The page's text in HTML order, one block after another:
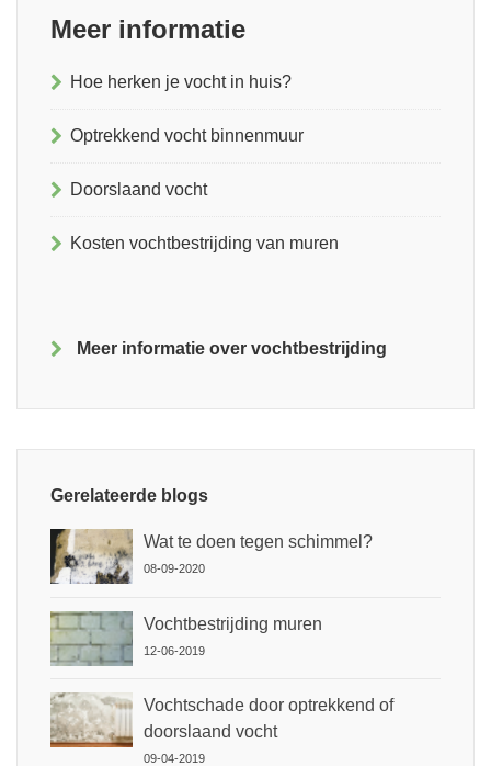
Meer informatie
Hoe herken je vocht in huis?
Optrekkend vocht binnenmuur
Doorslaand vocht
Kosten vochtbestrijding van muren
Meer informatie over vochtbestrijding
Gerelateerde blogs
Wat te doen tegen schimmel?
08-09-2020
Vochtbestrijding muren
12-06-2019
Vochtschade door optrekkend of
doorslaand vocht
09-04-2019